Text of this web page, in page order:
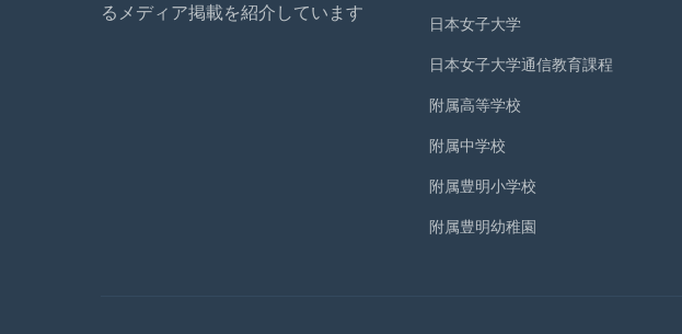
るメディア掲載を紹介しています
日本女子大学
日本女子大学通信教育課程
附属高等学校
附属中学校
附属豊明小学校
附属豊明幼稚園